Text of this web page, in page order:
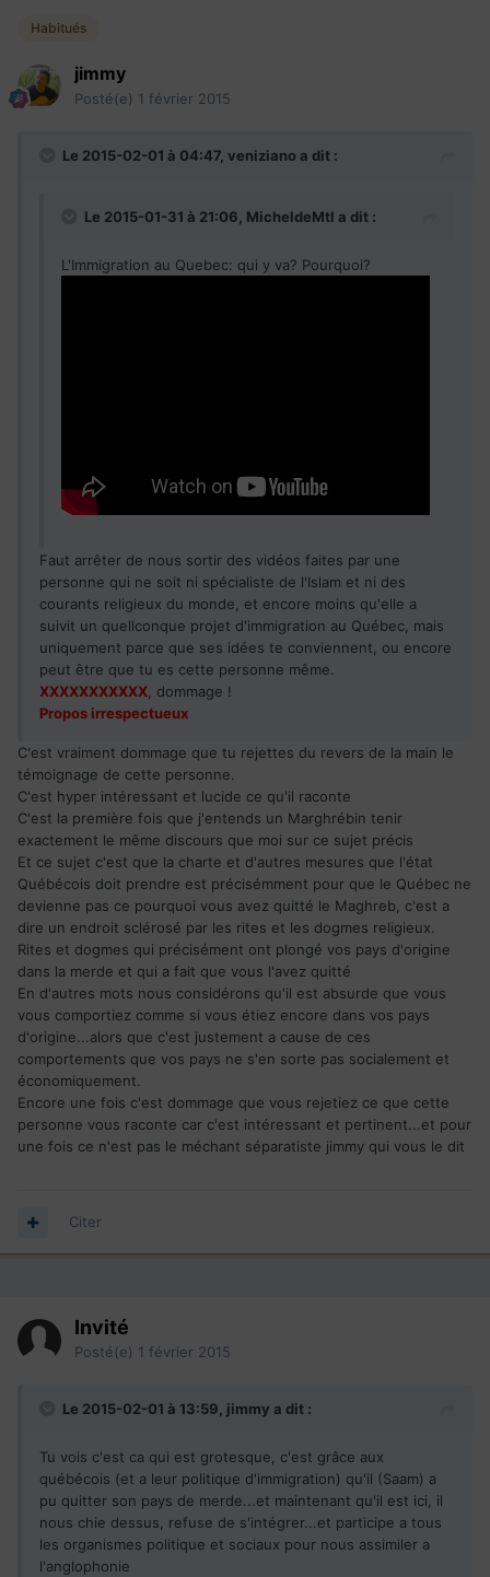
Habitués
jimmy
Posté(e) 1 février 2015
Le 2015-02-01 à 04:47, veniziano a dit :
Le 2015-01-31 à 21:06, MicheldeMtl a dit :
L'Immigration au Quebec: qui y va? Pourquoi?
Faut arrêter de nous sortir des vidéos faites par une
personne qui ne soit ni spécialiste de l'Islam et ni des
courants religieux du monde, et encore moins qu'elle a
suivit un quellconque projet d'immigration au Québec, mais
uniquement parce que ses idées te conviennent, ou encore
peut être que tu es cette personne même.
XXXXXXXXXXX , dommage !
Propos irrespectueux
C'est vraiment dommage que tu rejettes du revers de la main le
témoignage de cette personne.
C'est hyper intéressant et lucide ce qu'il raconte
C'est la première fois que j'entends un Marghrébin tenir
exactement le même discours que moi sur ce sujet précis
Et ce sujet c'est que la charte et d'autres mesures que l'état
Québécois doit prendre est précisémment pour que le Québec ne
devienne pas ce pourquoi vous avez quitté le Maghreb, c'est a
dire un endroit sclérosé par les rites et les dogmes religieux.
Rites et dogmes qui précisément ont plongé vos pays d'origine
dans la merde et qui a fait que vous l'avez quitté
En d'autres mots nous considérons qu'il est absurde que vous
vous comportiez comme si vous étiez encore dans vos pays
d'origine...alors que c'est justement a cause de ces
comportements que vos pays ne s'en sorte pas socialement et
économiquement.
Encore une fois c'est dommage que vous rejetiez ce que cette
personne vous raconte car c'est intéressant et pertinent...et pour
une fois ce n'est pas le méchant séparatiste jimmy qui vous le dit
Citer
Invité
Posté(e) 1 février 2015
Le 2015-02-01 à 13:59, jimmy a dit :
Tu vois c'est ca qui est grotesque, c'est grâce aux
québécois (et a leur politique d'immigration) qu'il (Saam) a
pu quitter son pays de merde...et maintenant qu'il est ici, il
nous chie dessus, refuse de s'intégrer...et participe a tous
les organismes politique et sociaux pour nous assimiler a
l'anglophonie